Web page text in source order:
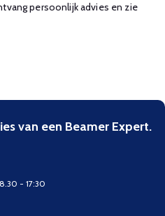
persoonlijk advies en zie
van een Beamer Expert.
- 17:30